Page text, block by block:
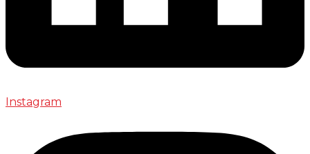
Instagram